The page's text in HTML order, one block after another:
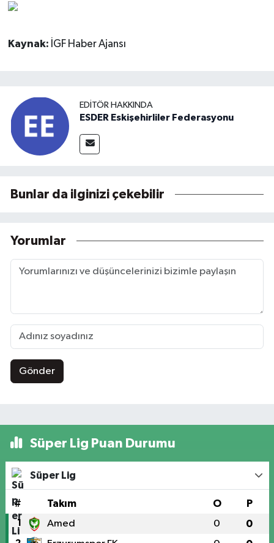
Kaynak: İGF Haber Ajansı
EDITÖR HAKKINDA
ESDER Eskişehirliler Federasyonu
Bunlar da ilginizi çekebilir
Yorumlar
Gönder
Süper Lig Puan Durumu
Süper Lig
# Takım O P
1 Amed 0 0